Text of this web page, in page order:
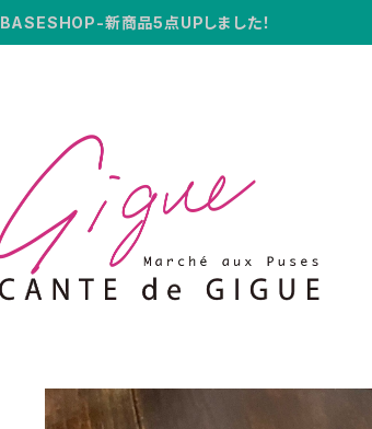
BASESHOP-新商品5点UPしました！